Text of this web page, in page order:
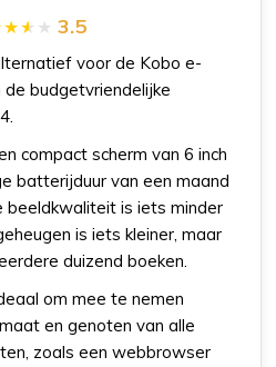
3.5
voor de Kobo e-
budgetvriendelijke
compact scherm van 6 inch
batterijduur van een maand
beeldkwaliteit is iets minder
is iets kleiner, maar
duizend boeken.
om mee te nemen
en genoten van alle
zoals een webbrowser